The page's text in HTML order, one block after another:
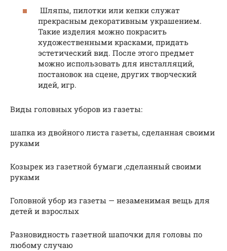
Шляпы, пилотки или кепки служат
прекрасным декоративным украшением.
Такие изделия можно покрасить
художественными красками, придать
эстетический вид. После этого предмет
можно использовать для инсталляций,
постановок на сцене, других творческий
идей, игр.
Виды головных уборов из газеты:
шапка из двойного листа газеты, сделанная своими
руками
Козырек из газетной бумаги ,сделанный своими
руками
Головной убор из газеты — незаменимая вещь для
детей и взрослых
Разновидность газетной шапочки для головы по
любому случаю